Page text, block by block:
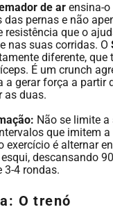
de ar ensina-
pernas e não
resistência que o
nas suas corridas. O
diferente, que
É um crunch
a gerar força a partir
as duas.
Não se limite a
que imitem
exercício é alternar
descansando
3-4 rondas.
O trenó